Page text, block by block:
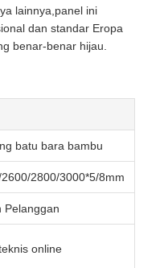
lainnya,panel ini
dan standar Eropa
benar-benar hijau.
batu bara bambu
2800/3000*5/8mm
Pelanggan
online